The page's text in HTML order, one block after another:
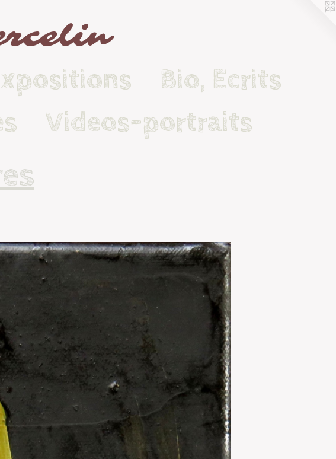
Bio, Ecrits
Videos-portraits